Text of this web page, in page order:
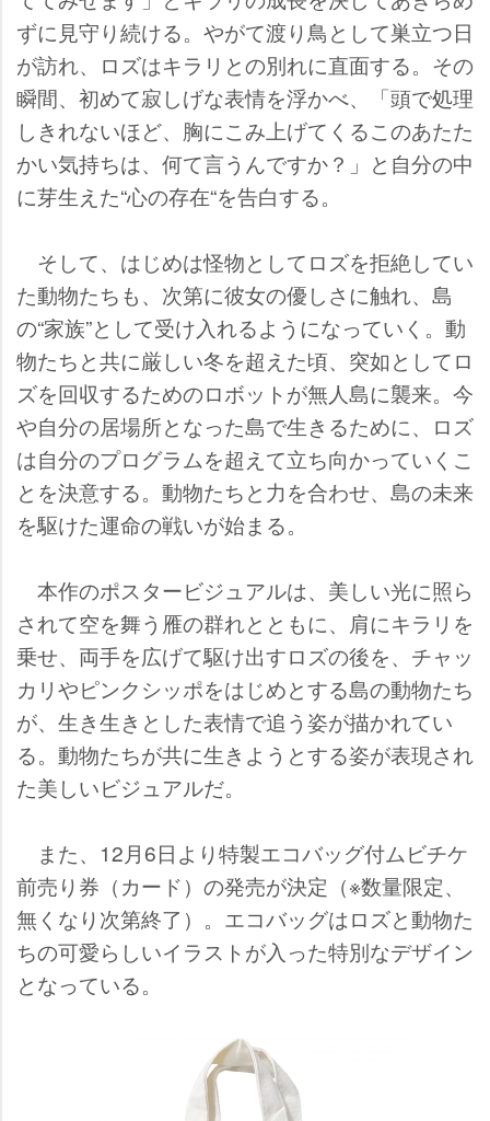
ずに見守り続ける。やがて渡り鳥として巣立つ日
が訪れ、ロズはキラリとの別れに直面する。その
瞬間、初めて寂しげな表情を浮かべ、「頭で処理
しきれないほど、胸にこみ上げてくるこのあたた
かい気持ちは、何て言うんですか？」と自分の中
に芽生えた“心の存在“を告白する。
そして、はじめは怪物としてロズを拒絶してい
た動物たちも、次第に彼女の優しさに触れ、島
の“家族”として受け入れるようになっていく。動
物たちと共に厳しい冬を超えた頃、突如としてロ
ズを回収するためのロボットが無人島に襲来。今
自分の居場所となった島で生きるために、ロズ
は自分のプログラムを超えて立ち向かっていくこ
とを決意する。動物たちと力を合わせ、島の未来
を駆けた運命の戦いが始まる。
本作のポスタービジュアルは、美しい光に照ら
されて空を舞う雁の群れとともに、肩にキラリを
乗せ、両手を広げて駆け出すロズの後を、チャッ
カリやピンクシッポをはじめとする島の動物たち
が、生き生きとした表情で追う姿が描かれてい
る。動物たちが共に生きようとする姿が表現され
た美しいビジュアルだ。
また、12月6日より特製エコバッグ付ムビチケ
前売り券（カード）の発売が決定（※数量限定、
無くなり次第終了）。エコバッグはロズと動物た
ちの可愛らしいイラストが入った特別なデザイン
となっている。